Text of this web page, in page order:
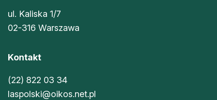
ul. Kaliska 1/7
02-316 Warszawa
Kontakt
(22) 822 03 34
laspolski@oikos.net.pl